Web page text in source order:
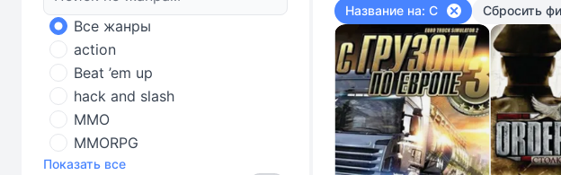
Все жанры
action
Beat ’em up
hack and slash
MMO
MMORPG
Показать все
Название на: С Сбросить